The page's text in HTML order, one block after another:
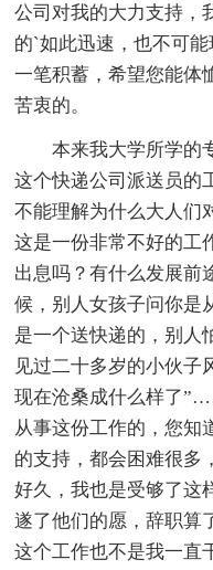
公司对我的大力支持，
的`如此迅速，也不可
一笔积蓄，希望您能体
苦衷的。
本来我大学所学的专
这个快递公司派送员的
不能理解为什么大人们
这是一份非常不好的工
出息吗？有什么发展前
候，别人女孩子问你是
是一个送快递的，别人
见过二十多岁的小伙子
现在沧桑成什么样了
从事这份工作的，您知
的支持，都会困难很多
好久，我也是受够了这
遂了他们的愿，辞职算
这个工作也不是我一直